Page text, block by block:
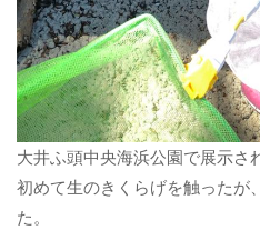
大井ふ頭中央海浜公園で展示さ
初めて生のきくらげを触ったが
た。